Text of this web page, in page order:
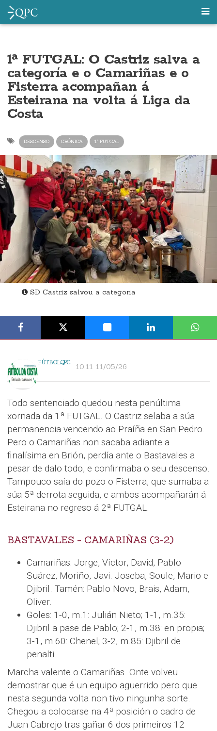
1ª FUTGAL: O Castriz salva a
categoría e o Camariñas e o
Fisterra acompañan á
Esteirana na volta á Liga da
Costa
DESCENSO CRÓNICA 1ª FUTGAL
SD Castriz salvou a categoria
FÚTBOLQPC 10:11 11/05/26
Todo sentenciado quedou nesta penúltima
xornada da 1ª FUTGAL. O Castriz selaba a súa
permanencia vencendo ao Praíña en San Pedro.
Pero o Camariñas non sacaba adiante a
finalísima en Brión, perdía ante o Bastavales a
pesar de dalo todo, e confirmaba o seu descenso.
Tampouco saía do pozo o Fisterra, que sumaba a
súa 5ª derrota seguida, e ambos acompañarán á
Esteirana no regreso á 2ª FUTGAL.
BASTAVALES - CAMARIÑAS (3-2)
Camariñas: Jorge, Víctor, David, Pablo
Suárez, Moriño, Javi. Joseba, Soule, Mario e
Djibril. Tamén: Pablo Novo, Brais, Adam,
Oliver.
Goles: 1-0, m.1: Julián Nieto; 1-1, m.35:
Djibril a pase de Pablo; 2-1, m.38: en propia;
3-1, m.60: Chenel; 3-2, m.85: Djibril de
penalti.
Marcha valente o Camariñas. Onte volveu
demostrar que é un equipo aguerrido pero que
nesta segunda volta non tivo ningunha sorte.
Chegou a colocarse na 4ª posición o cadro de
Juan Cabrejo tras gañar 6 dos primeiros 12